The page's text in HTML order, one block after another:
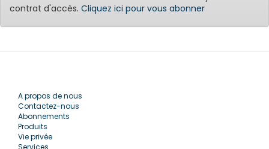
contrat d'accès. Cliquez ici pour vous abonner
A propos de nous
Contactez-nous
Abonnements
Produits
Vie privée
Services